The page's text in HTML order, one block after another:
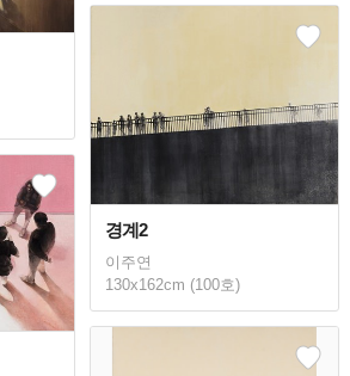
경계2
이주연
130x162cm (100호)